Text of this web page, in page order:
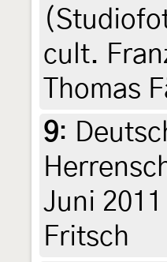
cult.
Thomas
9:
Juni
Fritsch